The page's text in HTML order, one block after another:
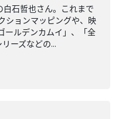
白石哲也さん。これまで
ションマッピングや、映
ールデンカムイ」、「全
ーズなどの...